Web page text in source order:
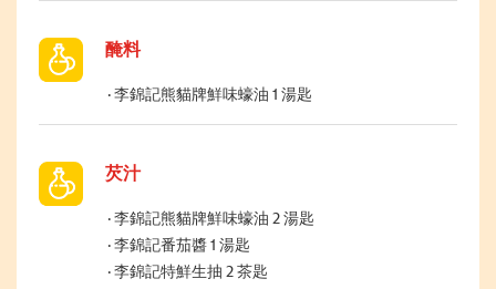
醃料
李錦記熊貓牌鮮味蠔油 1 湯匙
芡汁
李錦記熊貓牌鮮味蠔油 2 湯匙
李錦記番茄醬 1 湯匙
李錦記特鮮生抽 2 茶匙